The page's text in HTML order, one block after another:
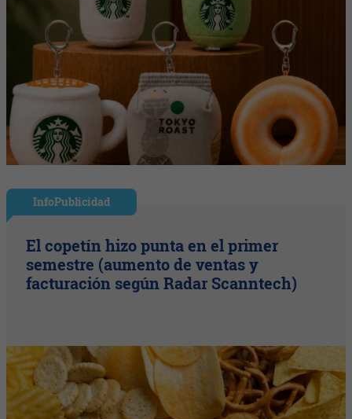
InfoPublicidad
El copetín hizo punta en el primer
semestre (aumento de ventas y
facturación según Radar Scanntech)